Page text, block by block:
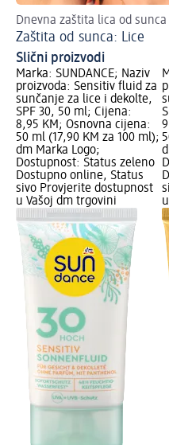
Dnevna zaštita lica od sunca
Zaštita od sunca: Lice
Slični proizvodi
Marka: SUNDANCE; Naziv
proizvoda: Sensitiv fluid za
sunčanje za lice i dekolte,
SPF 30, 50 ml; Cijena:
8,95 KM; Osnovna cijena:
50 ml (17,90 KM za 100 ml);
dm Marka Logo;
Dostupnost: Status zeleno
Dostupno online, Status
sivo Provjerite dostupnost
u Vašoj dm trgovini